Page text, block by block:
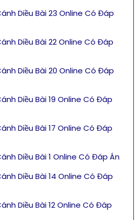
Diều Bài 23 Online Có Đáp
Diều Bài 22 Online Có Đáp
Diều Bài 20 Online Có Đáp
Diều Bài 19 Online Có Đáp
Diều Bài 17 Online Có Đáp
Diều Bài 1 Online Có Đáp Án
Diều Bài 14 Online Có Đáp
Diều Bài 12 Online Có Đáp